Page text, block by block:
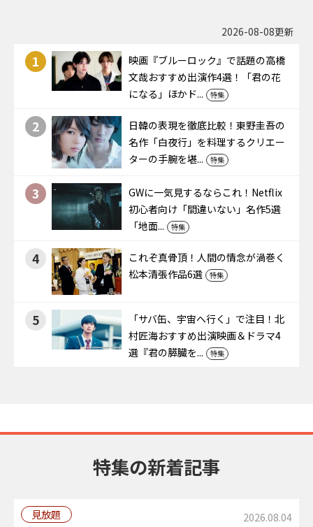
2026-08-08更新
1
映画『ブルーロック』で話題の高橋
文哉おすすめ出演作4選！「君の花
になる」ほかド...
特集
2
日韓の表現を徹底比較！東野圭吾の
名作「白夜行」を料理するクリエー
ターの手腕を堪...
特集
3
GWに一気見するならこれ！Netflix
初心者向け「間違いない」名作5選
「地面...
特集
4
これぞ真骨頂！人間の情念が渦巻く
松本清張作品6選
特集
5
「サバ缶、宇宙へ行く」で注目！北
村匠海おすすめ出演映画＆ドラマ4
選『君の膵臓を...
特集
特集の新着記事
見放題 2026.08.04